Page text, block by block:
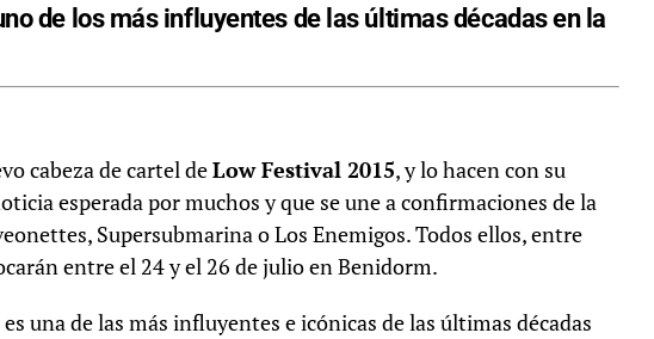
de los más influyentes de las últimas décadas en la
cabeza de cartel deLow Festival 2015, y lo hacen con su
esperada por muchos y que se une a confirmaciones de la
Supersubmarina o Los Enemigos. Todos ellos, entre
entre el 24 y el 26 de julio en Benidorm.
una de las más influyentes e icónicas de las últimas décadas